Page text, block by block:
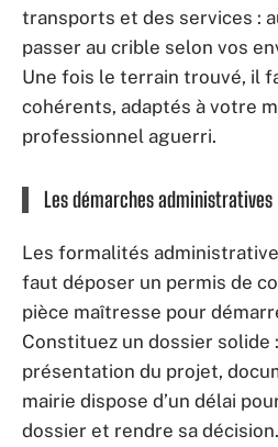
transports et des services :
passer au crible selon vos
Une fois le terrain trouvé, il
cohérents, adaptés à votre
professionnel aguerri.
Les démarches administratives
Les formalités
faut déposer un permis de
pièce maîtresse pour
Constituez un dossier solide
présentation du projet,
mairie dispose d’un délai
dossier et rendre sa